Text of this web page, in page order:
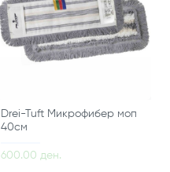
Drei-Tuft Микрофибер моп
40см
600.00 ден.